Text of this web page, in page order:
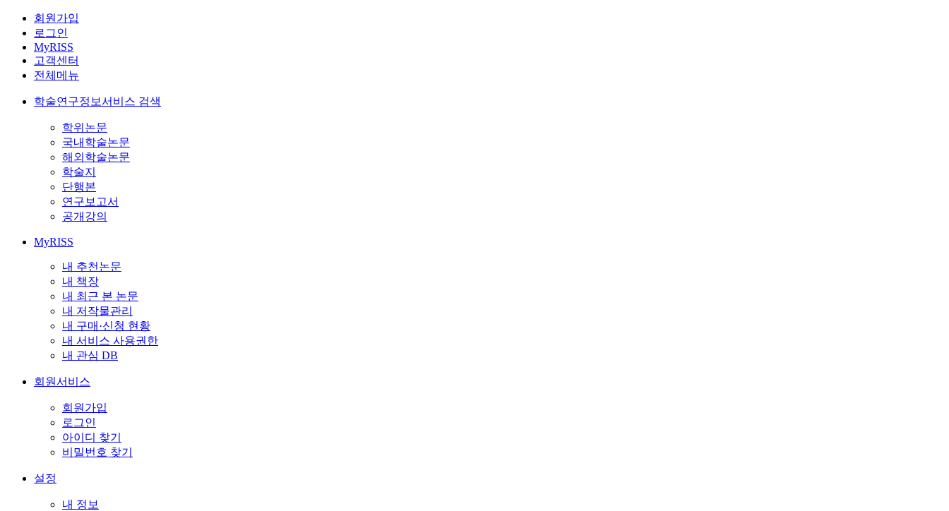
회원가입
로그인
MyRISS
고객센터
전체메뉴
학술연구정보서비스 검색
학위논문
국내학술논문
해외학술논문
학술지
단행본
연구보고서
공개강의
MyRISS
내 추천논문
내 책장
내 최근 본 논문
내 저작물관리
내 구매·신청 현황
내 서비스 사용권한
내 관심 DB
회원서비스
회원가입
로그인
아이디 찾기
비밀번호 찾기
설정
내 정보